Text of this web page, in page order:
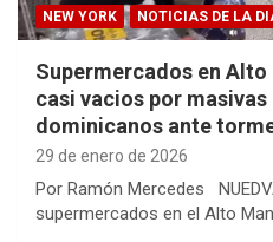
NEW YORK NOTICIAS DE LA
Supermercados en
casi vacios por
dominicanos ante
29 de enero de 2026
Por Ramón Mercedes
supermercados en el Alto